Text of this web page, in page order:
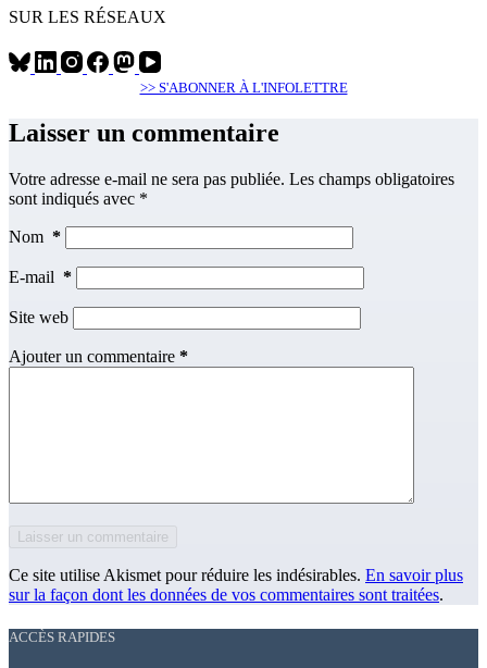
SUR LES RÉSEAUX
>> S'ABONNER À L'INFOLETTRE
Laisser un commentaire
Votre adresse e-mail ne sera pas publiée. Les champs obligatoires
sont indiqués avec *
Nom *
E-mail *
Site web
Ajouter un commentaire *
Laisser un commentaire
Ce site utilise Akismet pour réduire les indésirables. En savoir plus
sur la façon dont les données de vos commentaires sont traitées.
ACCÈS RAPIDES